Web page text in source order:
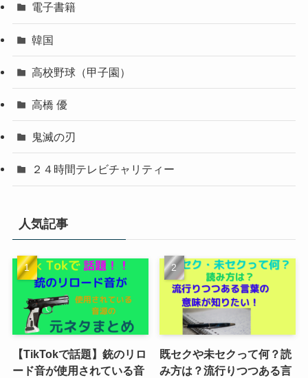
電子書籍
韓国
高校野球（甲子園）
高橋 優
鬼滅の刃
２４時間テレビチャリティー
人気記事
【TikTokで話題】銃のリロ
ード音が使用されている音
既セクや未セクって何？読
み方は？流行りつつある言